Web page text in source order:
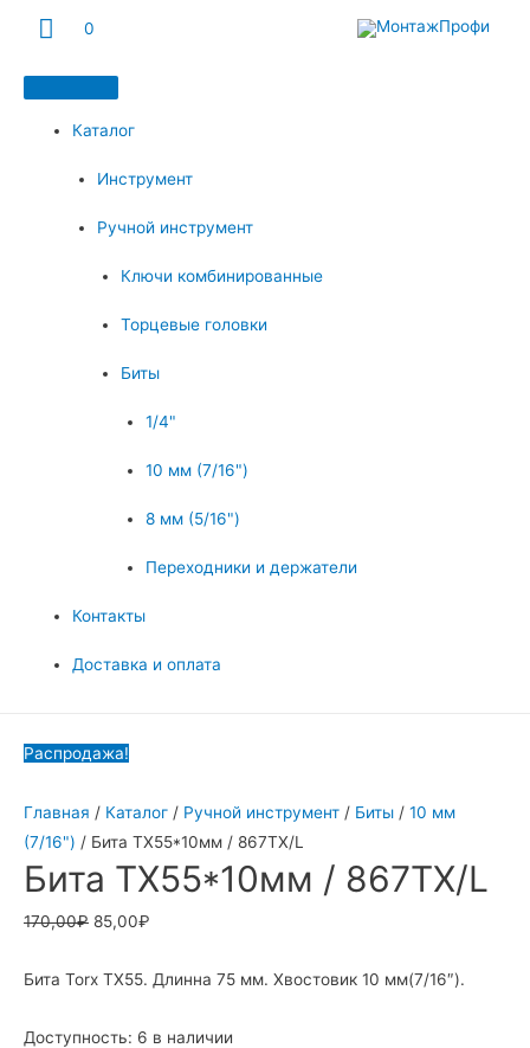
Главное
меню
Каталог
Инструмент
Ручной инструмент
Ключи комбинированные
Торцевые головки
Биты
1/4"
10 мм (7/16")
8 мм (5/16")
Переходники и держатели
Контакты
Доставка и оплата
0
Распродажа!
Главная / Каталог / Ручной инструмент / Биты / 10 мм
(7/16") / Бита TX55*10мм / 867TX/L
Бита TX55*10мм / 867TX/L
170,00₽ 85,00₽
Бита Torx TX55. Длинна 75 мм. Хвостовик 10 мм(7/16″).
Доступность: 6 в наличии